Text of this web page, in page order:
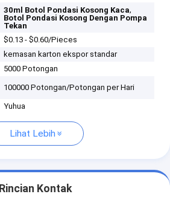
30ml Botol Pondasi Kosong Kaca,
Botol Pondasi Kosong Dengan Pompa
Tekan
$0.13 - $0.60/Pieces
kemasan karton ekspor standar
5000 Potongan
100000 Potongan/Potongan per Hari
Yuhua
Lihat Lebih
Rincian Kontak